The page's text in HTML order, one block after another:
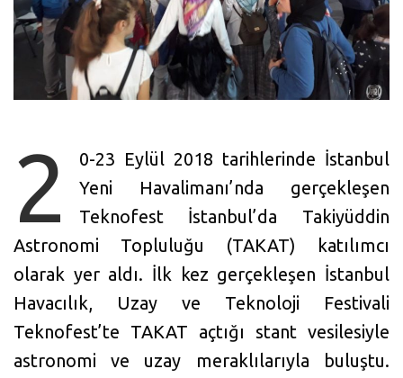
2
0-23 Eylül 2018 tarihlerinde İstanbul
Yeni Havalimanı’nda gerçekleşen
Teknofest İstanbul’da Takiyüddin
Astronomi Topluluğu (TAKAT) katılımcı
olarak yer aldı. İlk kez gerçekleşen İstanbul
Havacılık, Uzay ve Teknoloji Festivali
Teknofest’te TAKAT açtığı stant vesilesiyle
astronomi ve uzay meraklılarıyla buluştu.